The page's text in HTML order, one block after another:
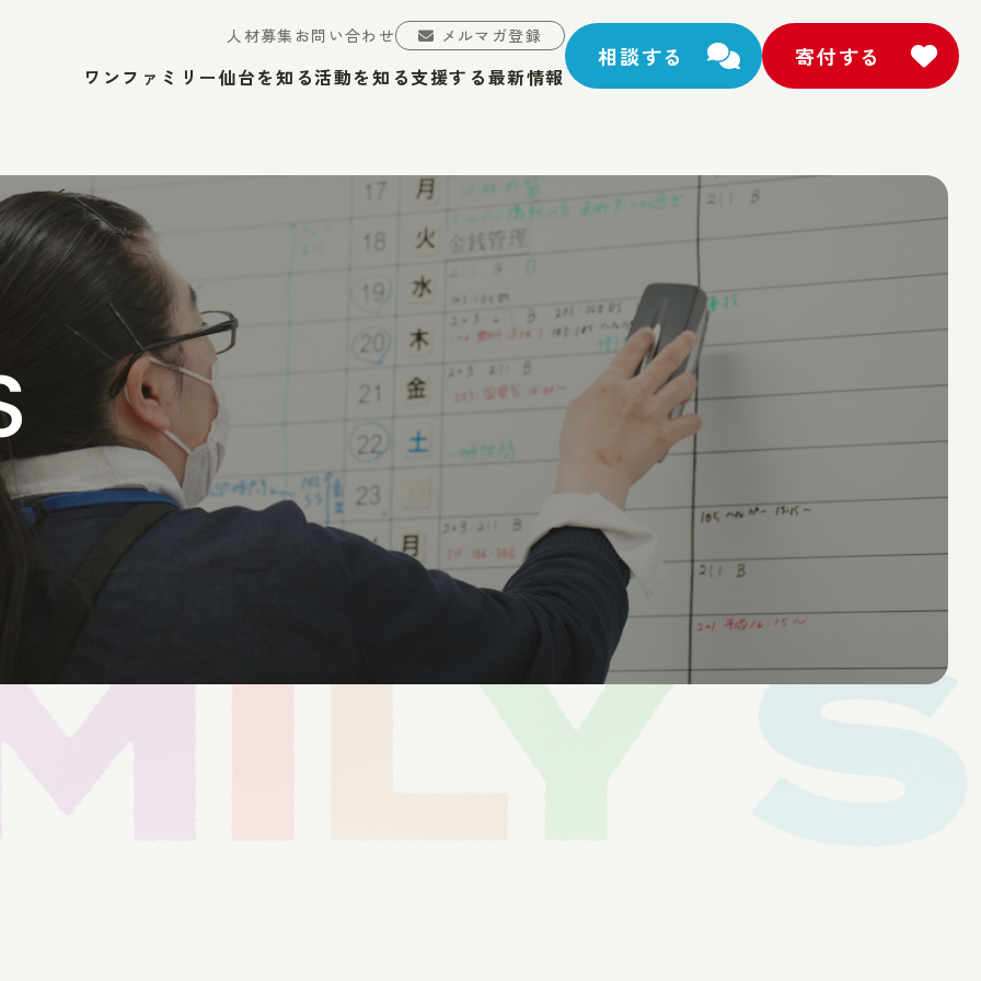
人材募集 お問い合わせ メルマガ登録
ワンファミリー仙台を知る活動を知る支援する最新情報
相談する 寄付する